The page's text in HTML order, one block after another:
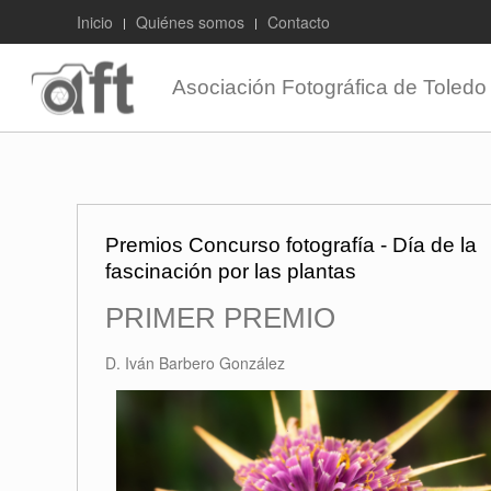
Inicio Quiénes somos Contacto
Asociación Fotográfica de Toledo
Premios Concurso fotografía - Día de la
fascinación por las plantas
PRIMER PREMIO
D. Iván Barbero González